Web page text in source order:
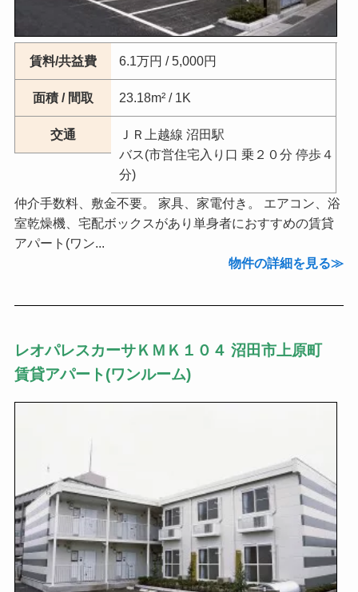
賃料/共益費 6.1万円 / 5,000円
面積 / 間取 23.18m² / 1K
交通
ＪＲ上越線 沼田駅
バス(市営住宅入り口 乗２０分 停歩４
分)
仲介手数料、敷金不要。 家具、家電付き。 エアコン、浴
室乾燥機、宅配ボックスがあり単身者におすすめの賃貸
アパート(ワン...
物件の詳細を見る
レオパレスカーサＫＭＫ１０４ 沼田市上原町
賃貸アパート(ワンルーム)